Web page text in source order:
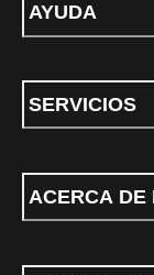
AYUDA
SERVICIOS
ACERCA DE